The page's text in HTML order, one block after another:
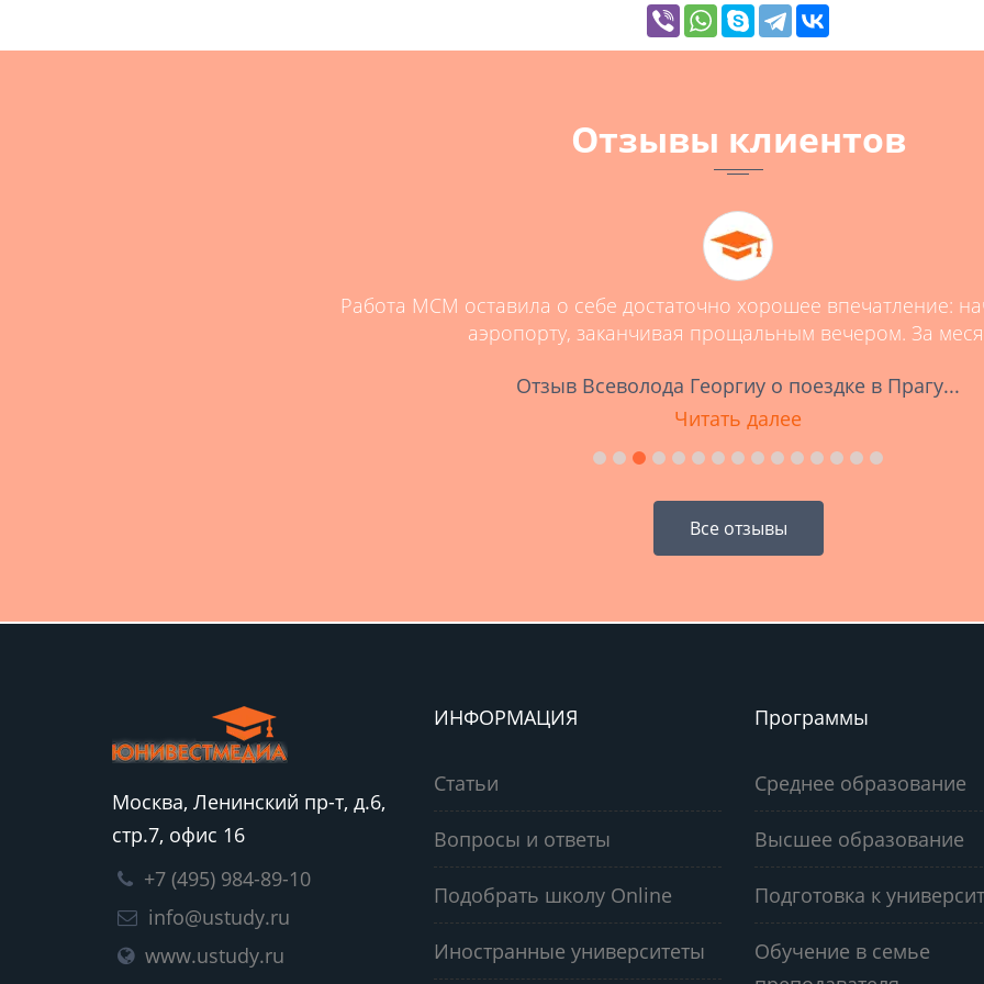
Отзывы клиентов
Работа МСМ оставила о себе достаточно хорошее впечатление:
аэропорту, заканчивая прощальным вечером. За
Отзыв Всеволода Георгиу о поездке в Прагу...
Читать далее
Все отзывы
Москва, Ленинский пр-т, д.6,
стр.7, офис 16
+7 (495) 984-89-10
info@ustudy.ru
www.ustudy.ru
ИНФОРМАЦИЯ
Статьи
Вопросы и ответы
Подобрать школу Online
Иностранные университеты
Программы
Среднее образование
Высшее образование
Подготовка к
Обучение в семье